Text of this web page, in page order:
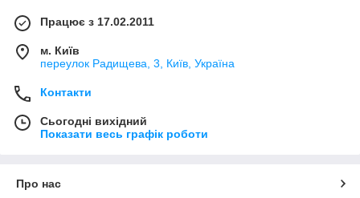
Працює з 17.02.2011
м. Київ
переулок Радищева, 3, Київ, Україна
Контакти
Сьогодні вихідний
Показати весь графік роботи
Про нас